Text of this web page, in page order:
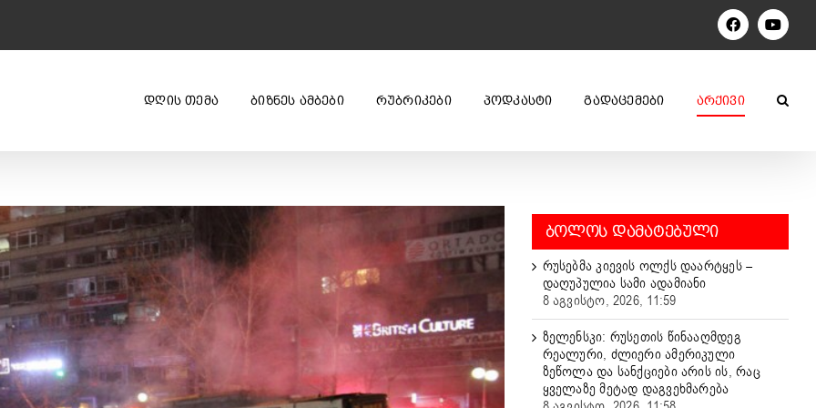
Facebook
ᲓᲦᲘᲡ ᲗᲔᲛᲐ ᲑᲘᲖᲜᲔᲡ ᲐᲛᲑᲔᲑᲘ ᲠᲣᲑᲠᲘᲙᲔᲑᲘ ᲞᲝᲓᲙᲐᲡᲢᲘ ᲒᲐᲓᲐᲪᲔᲛᲔᲑᲘ ᲐᲠᲥᲘᲕᲘ
ᲑᲝᲚᲝᲡ ᲓᲐᲛᲐᲢᲔᲑᲣᲚᲘ
რუსებმა კიევის ოლქს დაარტყეს –
დაღუპულია სამი ადამიანი
8 აგვისტო, 2026, 11:59
ზელენსკი: რუსეთის წინააღმდეგ
რეალური, ძლიერი ამერიკული
ზეწოლა და სანქციები არის ის, რაც
ყველაზე მეტად დაგვეხმარება